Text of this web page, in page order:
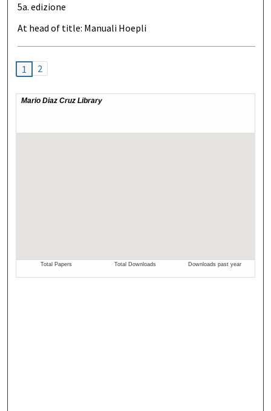
5a. edizione
At head of title: Manuali Hoepli
1 2